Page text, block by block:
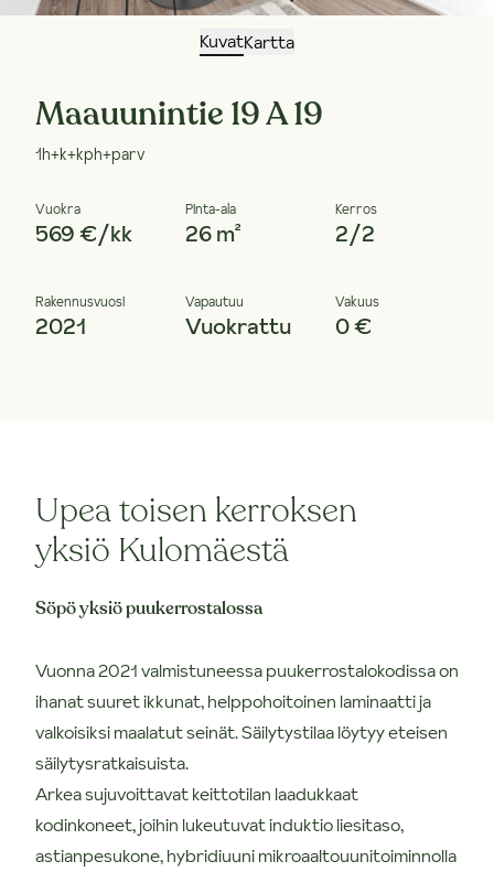
KuvatKartta
Maauunintie 19 A 19
1h+k+kph+parv
Vuokra
569 €/kk
Pinta-ala
26 m²
Kerros
2/2
Rakennusvuosi
2021
Vapautuu
Vuokrattu
Vakuus
0 €
Upea toisen kerroksen
yksiö Kulomäestä
Söpö yksiö puukerrostalossa
Vuonna 2021 valmistuneessa puukerrostalokodissa on
ihanat suuret ikkunat, helppohoitoinen laminaatti ja
valkoisiksi maalatut seinät. Säilytystilaa löytyy eteisen
säilytysratkaisuista.
Arkea sujuvoittavat keittotilan laadukkaat
kodinkoneet, joihin lukeutuvat induktio liesitaso,
astianpesukone, hybridiuuni mikroaaltouunitoiminnolla